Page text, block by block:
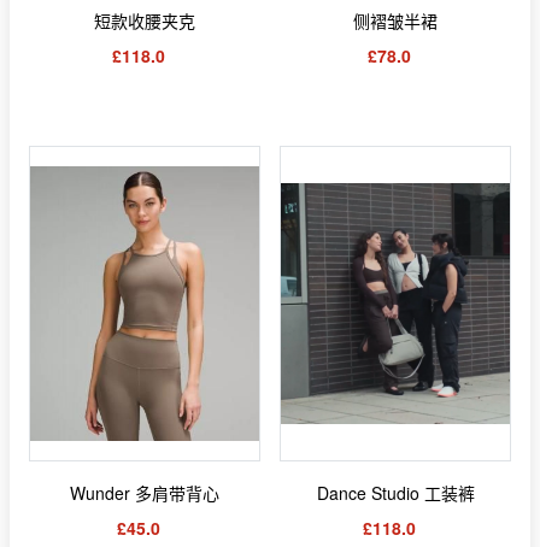
短款收腰夹克
£118.0
侧褶皱半裙
£78.0
Wunder 多肩带背心
£45.0
Dance Studio 工装裤
£118.0